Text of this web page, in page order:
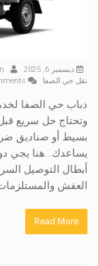
ديسمبر 6, 2025
نقل حي الصفا
دباب حي الصفا
وتحتاج حل سريع
بسيط أو صناديق
يساعدك…هنا يجي
أبطال التوصيل
العفش
Read More